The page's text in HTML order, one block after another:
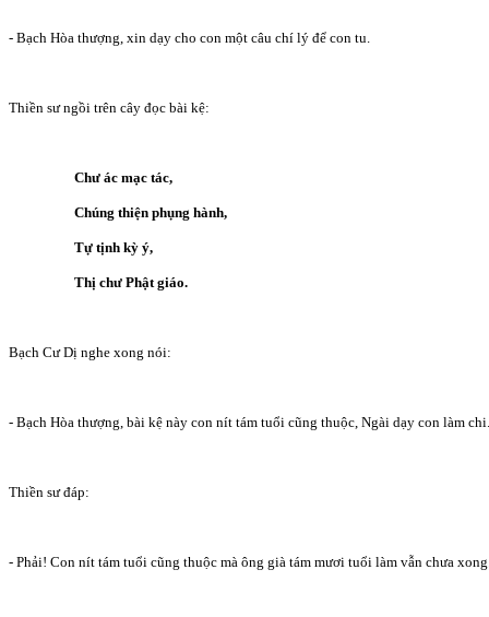
- Bạch Hòa thượng, xin dạy cho con một câu chí lý để con tu.
Thiền sư ngồi trên cây đọc bài kệ:
Chư ác mạc tác,
Chúng thiện phụng hành,
Tự tịnh kỳ ý,
Thị chư Phật giáo.
Bạch Cư Dị nghe xong nói:
- Bạch Hòa thượng, bài kệ này con nít tám tuổi cũng thuộc, Ngài dạy con làm chi.
Thiền sư đáp:
- Phải! Con nít tám tuổi cũng thuộc mà ông già tám mươi tuổi làm vẫn chưa